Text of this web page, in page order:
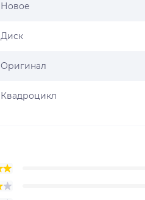
Новое
Диск
Оригинал
Квадроцикл